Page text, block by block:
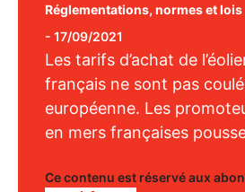
Réglementations, normes et lois
- 17/09/2021
Les tarifs d’achat de
français ne sont pas
européenne. Les
en mers françaises
Ce contenu est réservé aux